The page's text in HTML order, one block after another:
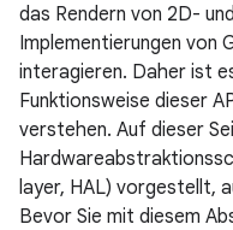
das Rendern von 2D-
Implementierungen von
interagieren. Daher ist
Funktionsweise dieser
verstehen. Auf dieser
layer, HAL) vorgestellt,
Bevor Sie mit diesem